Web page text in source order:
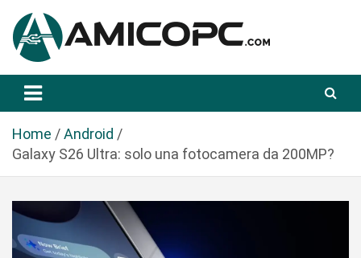
a
Amicopc.com
Home
Android
Galaxy S26 Ultra: solo una fotocamera da 200MP?